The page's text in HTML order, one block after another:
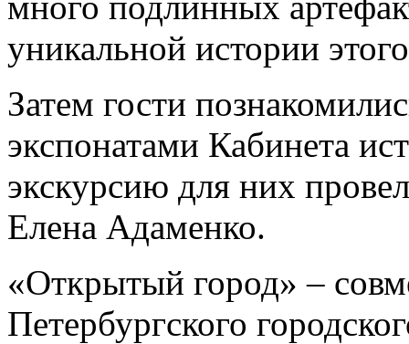
уникальной истории
Затем гости
экспонатами Кабинета
экскурсию для них
Елена Адаменко.
«Открытый город» –
Петербургского